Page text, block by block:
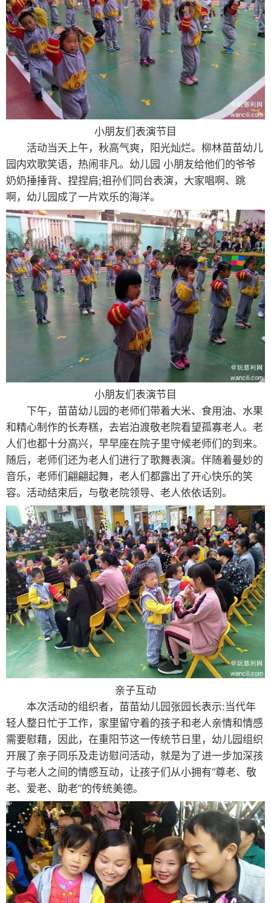
小朋友们表演节目
活动当天上午，秋高气爽，阳光灿烂。柳林苗苗幼儿
园内欢歌笑语，热闹非凡。幼儿园 小朋友给他们的爷爷
奶奶捶捶背、捏捏肩;祖孙们同台表演，大家唱啊、跳
啊，幼儿园成了一片欢乐的海洋。
小朋友们表演节目
下午，苗苗幼儿园的老师们带着大米、食用油、水果
和精心制作的长寿糕，去岩泊渡敬老院看望孤寡老人。老
人们也都十分高兴，早早座在院子里守候老师们的到来。
随后，老师们还为老人们进行了歌舞表演。伴随着曼妙的
音乐，老师们翩翩起舞，老人们都露出了开心快乐的笑
容。活动结束后，与敬老院领导、老人依依话别。
亲子互动
本次活动的组织者，苗苗幼儿园张园长表示:当代年
轻人整日忙于工作，家里留守着的孩子和老人亲情和情感
需要慰藉，因此，在重阳节这一传统节日里，幼儿园组织
开展了亲子同乐及走访慰问活动，就是为了进一步加深孩
子与老人之间的情感互动，让孩子们从小拥有“尊老、敬
老、爱老、助老”的传统美德。